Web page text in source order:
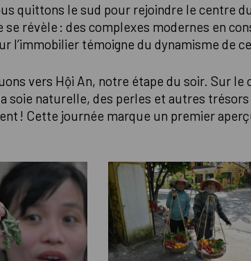
quittons le sud pour rejoindre le centre
se révèle : des complexes modernes en
l’immobilier témoigne du dynamisme de
vers Hội An, notre étape du soir. Sur le
soie naturelle, des perles et autres
! Cette journée marque un premier